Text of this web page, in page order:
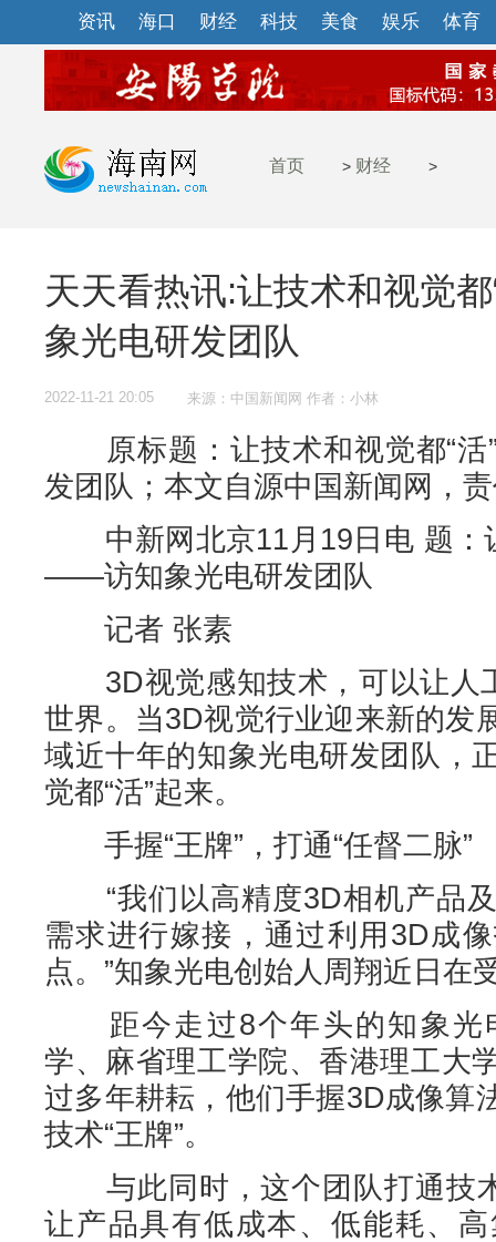
资讯 海口 财经 科技 美食 娱乐 体育
首页 > 财经 >
天天看热讯:让技术和视觉
象光电研发团队
2022-11-21 20:05 来源：中国新闻网 作者：小林
原标题：让技术和视觉都“
发团队；本文自源中国新闻网，
中新网北京11月19日电 题：
——访知象光电研发团队
记者 张素
3D视觉感知技术，可以让人
世界。当3D视觉行业迎来新的发
域近十年的知象光电研发团队，
觉都“活”起来。
手握“王牌”，打通“任督二脉”
“我们以高精度3D相机产品及
需求进行嫁接，通过利用3D成
点。”知象光电创始人周翔近日在
距今走过8个年头的知象光
学、麻省理工学院、香港理工大
过多年耕耘，他们手握3D成像算
技术“王牌”。
与此同时，这个团队打通技术
让产品具有低成本、低能耗、